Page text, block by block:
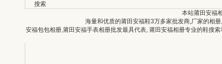
搜索
本站莆田安福
海量和优质的莆田安福鞋3万多家批发商,厂家的相
安福包包相册,莆田安福手表相册批发最具代表, 莆田安福相册专业的鞋搜